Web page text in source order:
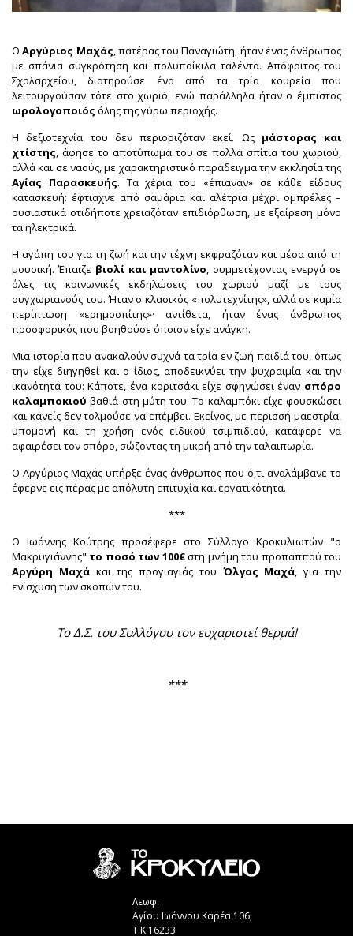
ΟΑργύριος Μαχάς , πατέρας του Παναγιώτη, ήταν ένας άνθρωπος
με σπάνια συγκρότηση και πολυποίκιλα ταλέντα. Απόφοιτος του
Σχολαρχείου, διατηρούσε ένα από τα τρία κουρεία που
λειτουργούσαν τότε στο χωριό, ενώ παράλληλα ήταν ο έμπιστος
ωρολογοποιός όλης της γύρω περιοχής.
Η δεξιοτεχνία του δεν περιοριζόταν εκεί. Ως μάστορας και
χτίστης , άφησε το αποτύπωμά του σε πολλά σπίτια του χωριού,
αλλά και σε ναούς, με χαρακτηριστικό παράδειγμα την εκκλησία της
Αγίας Παρασκευής. Τα χέρια του «έπιαναν» σε κάθε είδους
κατασκευή: έφτιαχνε από σαμάρια και αλέτρια μέχρι ομπρέλες –
ουσιαστικά οτιδήποτε χρειαζόταν επιδιόρθωση, με εξαίρεση μόνο
τα ηλεκτρικά.
Η αγάπη του για τη ζωή και την τέχνη εκφραζόταν και μέσα από τη
μουσική. Έπαιζε βιολί και μαντολίνο , συμμετέχοντας ενεργά σε
όλες τις κοινωνικές εκδηλώσεις του χωριού μαζί με τους
συγχωριανούς του. Ήταν ο κλασικός «πολυτεχνίτης», αλλά σε καμία
περίπτωση «ερημοσπίτης»· αντίθετα, ήταν ένας άνθρωπος
προσφορικός που βοηθούσε όποιον είχε ανάγκη.
Μια ιστορία που ανακαλούν συχνά τα τρία εν ζωή παιδιά του, όπως
την είχε διηγηθεί και ο ίδιος, αποδεικνύει την ψυχραιμία και την
ικανότητά του: Κάποτε, ένα κοριτσάκι είχε σφηνώσει έναν σπόρο
καλαμποκιού βαθιά στη μύτη του. Το καλαμπόκι είχε φουσκώσει
και κανείς δεν τολμούσε να επέμβει. Εκείνος, με περισσή μαεστρία,
υπομονή και τη χρήση ενός ειδικού τσιμπιδιού, κατάφερε να
αφαιρέσει τον σπόρο, σώζοντας τη μικρή από την ταλαιπωρία.
Ο Αργύριος Μαχάς υπήρξε ένας άνθρωπος που ό,τι αναλάμβανε το
έφερνε εις πέρας με απόλυτη επιτυχία και εργατικότητα.
***
Ο Ιωάννης Κούτρης προσέφερε στο Σύλλογο Κροκυλιωτών "ο
Μακρυγιάννης" το ποσό των 100€στη μνήμη του προπαππού του
Αργύρη Μαχάκαι της προγιαγιάς του Όλγας Μαχά , για την
ενίσχυση των σκοπών του.
Το Δ.Σ. του Συλλόγου τον ευχαριστεί θερμά!
***
Λεωφ.
Αγίου Ιωάννου Καρέα 106,
Τ.Κ 16233